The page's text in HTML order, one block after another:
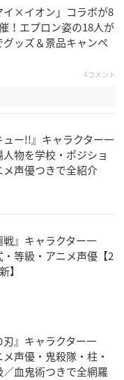
イ×イオン」コラボが8
！エプロン姿の18人が
グッズ＆景品キャンペ
4コメント
ュー!!』キャラクター一
物を学校・ポジショ
メ声優つきで全紹介
戦』キャラクター一
等級・アニメ声優【2
】
刃』キャラクター一
声優・鬼殺隊・柱・
／血鬼術つきで全網羅